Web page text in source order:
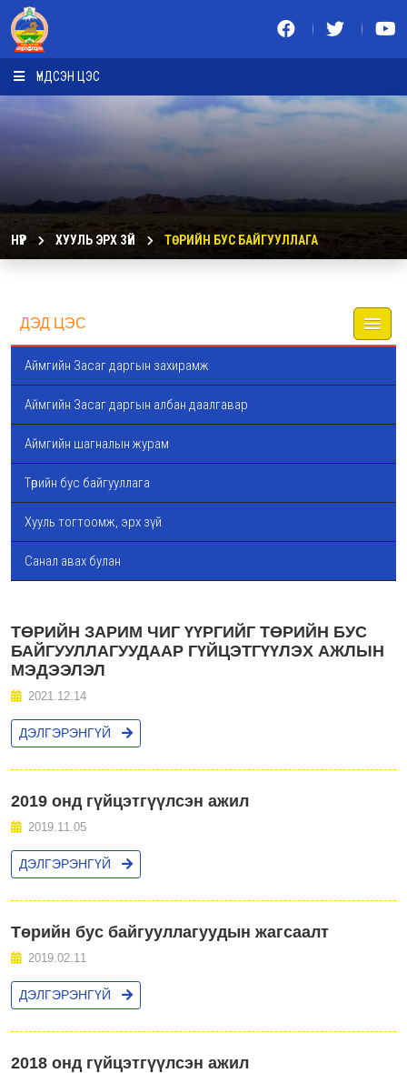
ҮНДСЭН ЦЭС
НҮҮР ХУУЛЬ ЭРХ ЗҮЙ ТӨРИЙН БУС БАЙГУУЛЛАГА
ДЭД ЦЭС
Аймгийн Засаг даргын захирамж
Аймгийн Засаг даргын албан даалгавар
Аймгийн шагналын журам
Төрийн бус байгууллага
Хууль тогтоомж, эрх зүй
Санал авах булан
ТӨРИЙН ЗАРИМ ЧИГ ҮҮРГИЙГ ТӨРИЙН БУС
БАЙГУУЛЛАГУУДААР ГҮЙЦЭТГҮҮЛЭХ АЖЛЫН
МЭДЭЭЛЭЛ
2021.12.14
ДЭЛГЭРЭНГҮЙ
2019 онд гүйцэтгүүлсэн ажил
2019.11.05
ДЭЛГЭРЭНГҮЙ
Төрийн бус байгууллагуудын жагсаалт
2019.02.11
ДЭЛГЭРЭНГҮЙ
2018 онд гүйцэтгүүлсэн ажил